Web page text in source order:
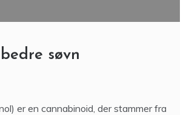
søvn
er en cannabinoid, der stammer fra